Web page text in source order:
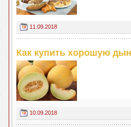
11.09.2018
Как купить хорошую
10.09.2018